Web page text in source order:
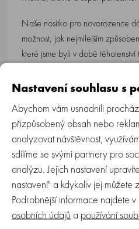
Naše nosítko pro novorozence
možnost, jak nejmilejším
které jsme byli v době
Embraceudržuje Vás a Vaše
• útulný - měkká pletená
dítě co nejblíže rodiči pro
obejme. Zajišťuje podporu a
• jednoduché - snadné
obtížným zavazováním šátku
Nastavení souhlasu s
Abychom vám usnadnili
přizpůsobený obsah nebo
analyzovat návštěvnost,
sdílíme se svými partnery pro
analýzu. Jejich nastavení
nastavení" a kdykoliv jej můžete
Podrobnější informace najdete v
osobních údajů a používání